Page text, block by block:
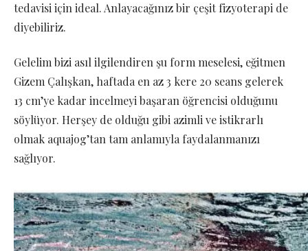
tedavisi için ideal. Anlayacağınız bir çeşit fizyoterapi de
diyebiliriz.
Gelelim bizi asıl ilgilendiren şu form meselesi, eğitmen
Gizem Çalışkan, haftada en az 3 kere 20 seans gelerek
13 cm’ye kadar incelmeyi başaran öğrencisi olduğunu
söylüyor. Herşey de olduğu gibi azimli ve istikrarlı
olmak aquajog’tan tam anlamıyla faydalanmanızı
sağlıyor.